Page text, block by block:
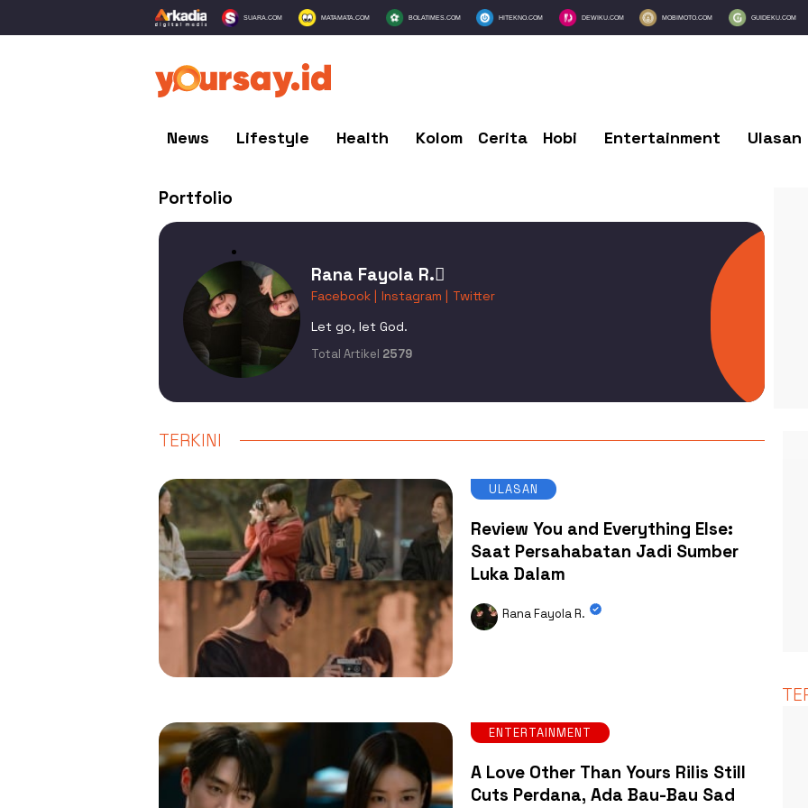
SUARA.COM MATAMATA.COM BOLATIMES.COM HITEKNO.COM DEWIKU.COM MOBIMOTO.COM GUIDEKU.COM
News Lifestyle Health Kolom Cerita Hobi Entertainment Ulasan
Portfolio
Rana Fayola R.
Facebook | Instagram | Twitter
Let go, let God.
Total Artikel 2579
TERKINI
ULASAN
Review You and Everything Else:
Saat Persahabatan Jadi Sumber
Luka Dalam
Rana Fayola R.
ENTERTAINMENT
A Love Other Than Yours Rilis Still
Cuts Perdana, Ada Bau-Bau Sad